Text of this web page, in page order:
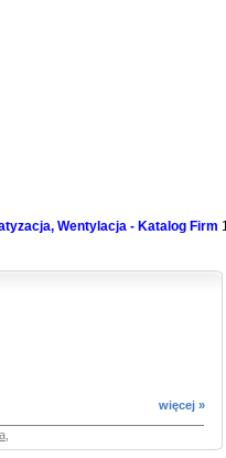
Wentylacja - Katalog Firm
więcej »